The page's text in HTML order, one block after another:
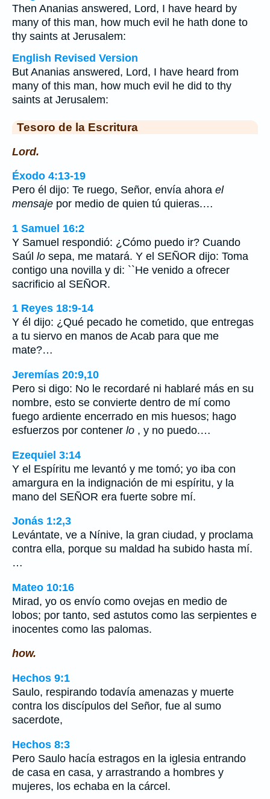
Then Ananias answered, Lord, I have heard by
many of this man, how much evil he hath done to
thy saints at Jerusalem:
English Revised Version
But Ananias answered, Lord, I have heard from
many of this man, how much evil he did to thy
saints at Jerusalem:
Tesoro de la Escritura
Lord.
Éxodo 4:13-19
Pero él dijo: Te ruego, Señor, envía ahora el
mensaje por medio de quien tú quieras.…
1 Samuel 16:2
Y Samuel respondió: ¿Cómo puedo ir? Cuando
Saúl lo sepa, me matará. Y el SEÑOR dijo: Toma
contigo una novilla y di: ``He venido a ofrecer
sacrificio al SEÑOR.
1 Reyes 18:9-14
Y él dijo: ¿Qué pecado he cometido, que entregas
a tu siervo en manos de Acab para que me
mate?…
Jeremías 20:9,10
Pero si digo: No le recordaré ni hablaré más en su
nombre, esto se convierte dentro de mí como
fuego ardiente encerrado en mis huesos; hago
esfuerzos por contener lo , y no puedo.…
Ezequiel 3:14
Y el Espíritu me levantó y me tomó; yo iba con
amargura en la indignación de mi espíritu, y la
mano del SEÑOR era fuerte sobre mí.
Jonás 1:2,3
Levántate, ve a Nínive, la gran ciudad, y proclama
contra ella, porque su maldad ha subido hasta mí.
…
Mateo 10:16
Mirad, yo os envío como ovejas en medio de
lobos; por tanto, sed astutos como las serpientes e
inocentes como las palomas.
how.
Hechos 9:1
Saulo, respirando todavía amenazas y muerte
contra los discípulos del Señor, fue al sumo
sacerdote,
Hechos 8:3
Pero Saulo hacía estragos en la iglesia entrando
de casa en casa, y arrastrando a hombres y
mujeres, los echaba en la cárcel.